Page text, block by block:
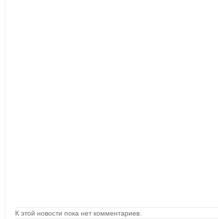
К этой новости пока нет комментариев.